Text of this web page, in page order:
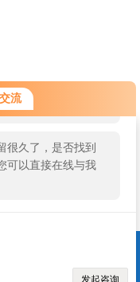
流
咨询，很高兴为您
咨询什么问题呢？
很久了，是否找到
可以直接在线与我
发起咨询